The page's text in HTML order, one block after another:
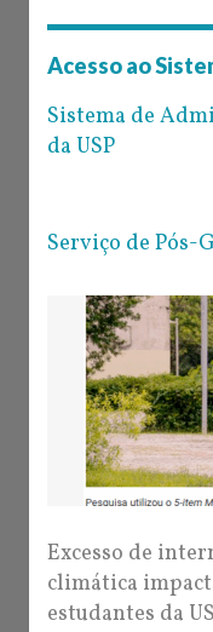
Acesso ao
Sistema de
da USP
Serviço de Pós-
Excesso de
climática
estudantes da